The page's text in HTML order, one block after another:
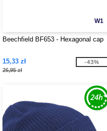
W1
Beechfield BF653 - Hexagonal cap
15,33 zł
26,95 zł
-43%